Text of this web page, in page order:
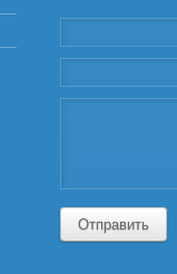
Отправить